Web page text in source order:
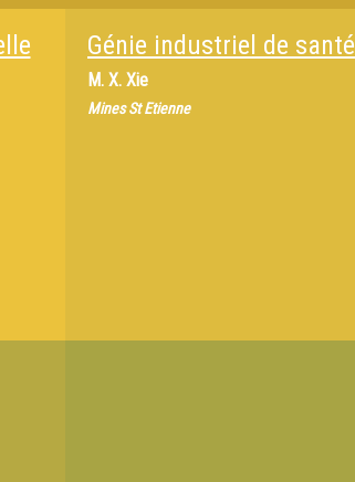
Génie industriel de santé
M. X. Xie
Mines St Etienne